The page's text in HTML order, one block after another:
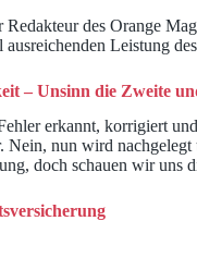
des Orange
Leistung
– Unsinn die Zweite
erkannt, korrigiert
Nein, nun wird
doch schauen wir uns